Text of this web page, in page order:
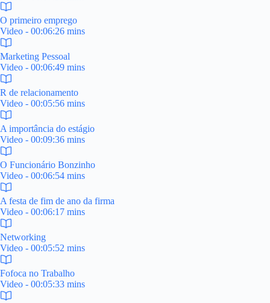
O primeiro emprego
Video - 00:06:26 mins
Marketing Pessoal
Video - 00:06:49 mins
R de relacionamento
Video - 00:05:56 mins
A importância do estágio
Video - 00:09:36 mins
O Funcionário Bonzinho
Video - 00:06:54 mins
A festa de fim de ano da firma
Video - 00:06:17 mins
Networking
Video - 00:05:52 mins
Fofoca no Trabalho
Video - 00:05:33 mins